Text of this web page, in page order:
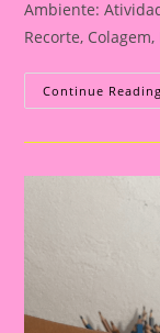
Ambiente:
Recorte,
Continue Reading